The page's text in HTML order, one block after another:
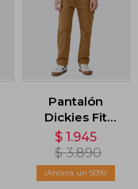
Pantalón
Dickies Fit
Stonewashed
Duck
Carpenter
Pants - Marrón
$ 1.945
$ 3.890
50